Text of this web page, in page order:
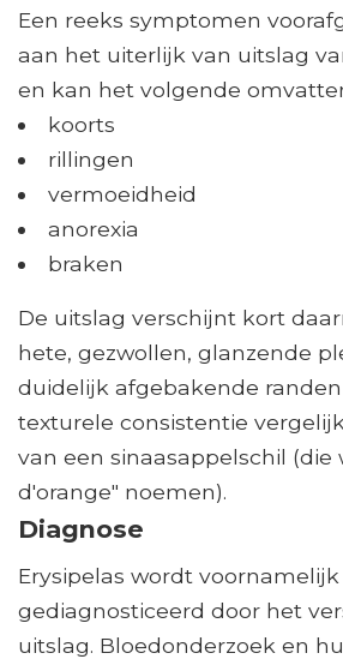
Een reeks symptomen
aan het uiterlijk van uitslag
en kan het volgende
koorts
rillingen
vermoeidheid
anorexia
braken
De uitslag verschijnt kort
hete, gezwollen, glanzende
duidelijk afgebakende
texturele consistentie
van een sinaasappelschil (die
d'orange" noemen).
Diagnose
Erysipelas wordt voornamelijk
gediagnosticeerd door het
uitslag. Bloedonderzoek en